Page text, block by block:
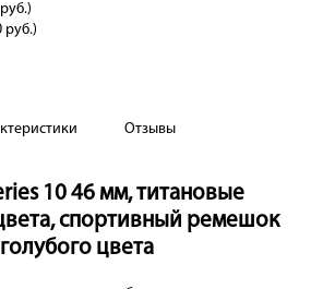
)
руб.)
Отзывы
10 46 мм, титановые
спортивный ремешок
цвета